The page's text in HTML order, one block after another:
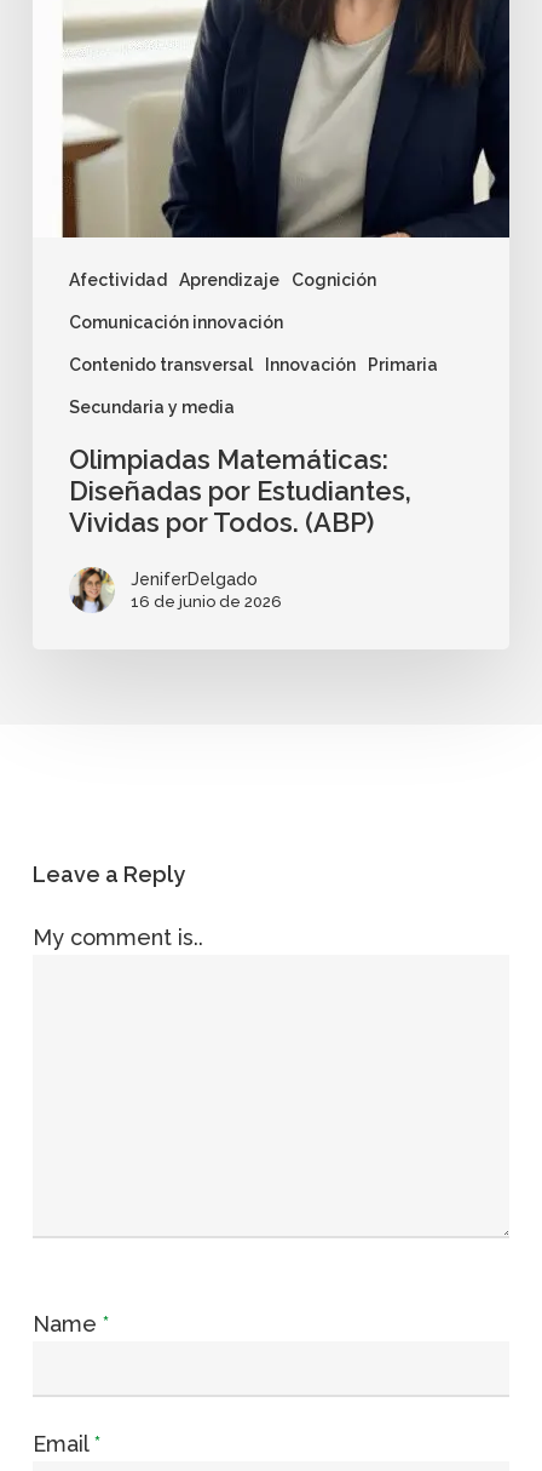
Afectividad Aprendizaje Cognición
Comunicación innovación
Contenido transversal Innovación Primaria
Secundaria y media
Olimpiadas Matemáticas:
Diseñadas por Estudiantes,
Vividas por Todos. (ABP)
JeniferDelgado
16 de junio de 2026
Leave a Reply
My comment is..
Name *
Email*